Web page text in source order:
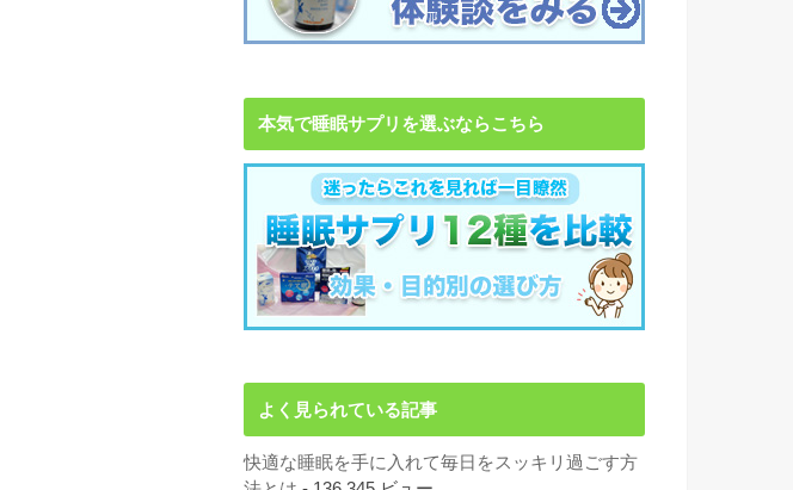
本気で睡眠サプリを選ぶならこちら
よく見られている記事
快適な睡眠を手に入れて毎日をスッキリ過ごす方